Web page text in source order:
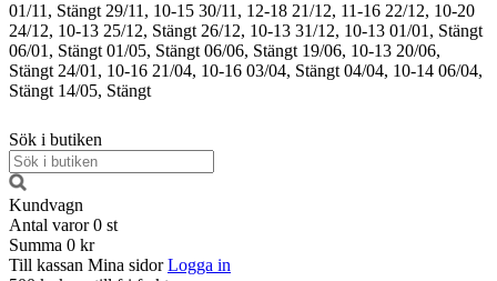
01/11, Stängt 29/11, 10-15 30/11, 12-18 21/12, 11-16 22/12, 10-20
24/12, 10-13 25/12, Stängt 26/12, 10-13 31/12, 10-13 01/01, Stängt
06/01, Stängt 01/05, Stängt 06/06, Stängt 19/06, 10-13 20/06,
Stängt 24/01, 10-16 21/04, 10-16 03/04, Stängt 04/04, 10-14 06/04,
Stängt 14/05, Stängt
Sök i butiken
Kundvagn
Antal varor 0 st
Summa 0 kr
Till kassan Mina sidor Logga in